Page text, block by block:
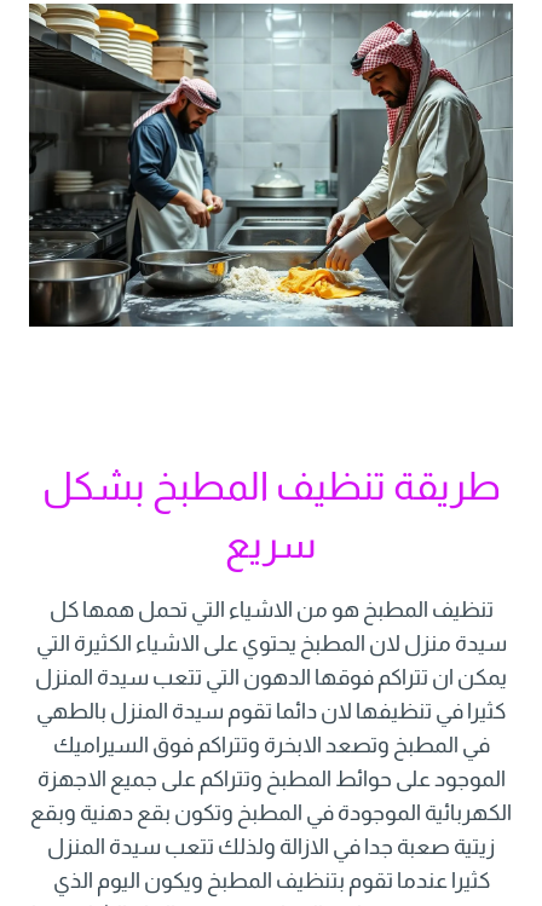
طريقة تنظيف المطبخ بشكل
سريع
تنظيف المطبخ هو من الاشياء التي تحمل همها كل
سيدة منزل لان المطبخ يحتوي على الاشياء الكثيرة التي
يمكن ان تتراكم فوقها الدهون التي تتعب سيدة المنزل
كثيرا في تنظيفها لان دائما تقوم سيدة المنزل بالطهي
في المطبخ وتصعد الابخرة وتتراكم فوق السيراميك
الموجود على حوائط المطبخ وتتراكم على جميع الاجهزة
الكهربائية الموجودة في المطبخ وتكون بقع دهنية وبقع
زيتية صعبة جدا في الازالة ولذلك تتعب سيدة المنزل
كثيرا عندما تقوم بتنظيف المطبخ ويكون اليوم الذي